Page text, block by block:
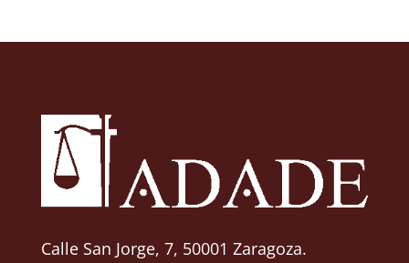
Calle San Jorge, 7, 50001 Zaragoza.